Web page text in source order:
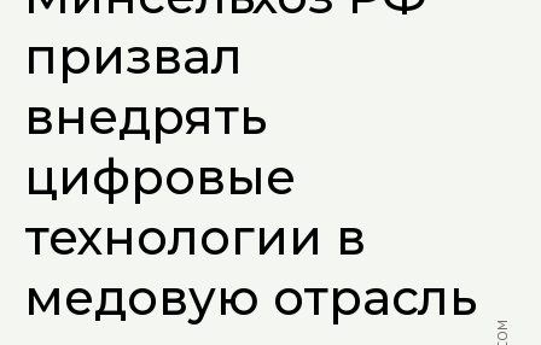
призвал
внедрять
цифровые
технологии в
медовую отрасль